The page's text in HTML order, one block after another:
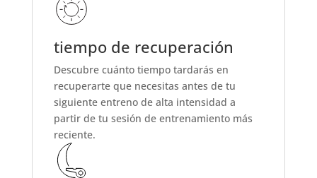
tiempo de recuperación
Descubre cuánto tiempo tardarás en
recuperarte que necesitas antes de tu
siguiente entreno de alta intensidad a
partir de tu sesión de entrenamiento más
reciente.